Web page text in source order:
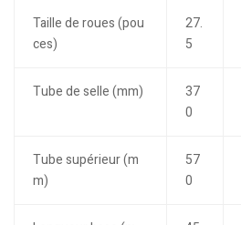
Taille de roues (pou
ces)
27.
5
Tube de selle (mm)
37
0
Tube supérieur (m
m)
57
0